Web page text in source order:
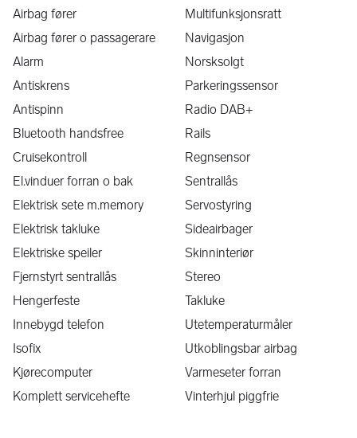
Airbag fører
Airbag fører o passagerare
Alarm
Antiskrens
Antispinn
Bluetooth handsfree
Cruisekontroll
El.vinduer forran o bak
Elektrisk sete m.memory
Elektrisk takluke
Elektriske speiler
Fjernstyrt sentrallås
Hengerfeste
Innebygd telefon
Isofix
Kjørecomputer
Komplett servicehefte
Multifunksjonsratt
Navigasjon
Norsksolgt
Parkeringssensor
Radio DAB+
Rails
Regnsensor
Sentrallås
Servostyring
Sideairbager
Skinninteriør
Stereo
Takluke
Utetemperaturmåler
Utkoblingsbar airbag
Varmeseter forran
Vinterhjul piggfrie